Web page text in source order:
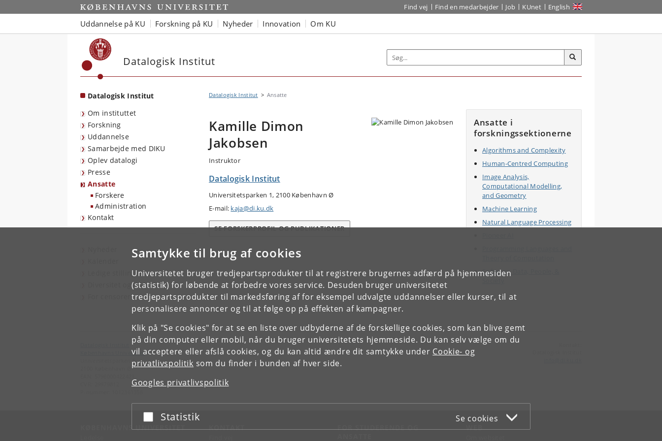
Samtykke til brug af cookies
Universitetet bruger tredjepartsprodukter til at registrere brugernes adfærd på hjemmesiden
(statistik) for løbende at forbedre vores service. Desuden bruger universitetet
tredjepartsprodukter til markedsføring af for eksempel udvalgte uddannelser eller kurser, til at
personalisere annoncer og til at følge op på effekten af kampagner.
Klik på "Se cookies" for at se en liste over udbyderne af de forskellige cookies, som kan blive gemt
på din computer eller mobil, når du bruger universitetets hjemmeside. Du kan selv vælge om du
vil acceptere eller afslå cookies, og du kan altid ændre dit samtykke under Cookie- og
privatlivspolitik som du finder i bunden af hver side.
Googles privatlivspolitik
Acceptér eller afslå
Statistik Se cookies
Start Find vej Find en medarbejder Job KUnet English
Uddannelse på KU Forskning på KU Nyheder Innovation Om KU
Datalogisk Institut
Datalogisk Institut
Om instituttet
Forskning
Uddannelse
Samarbejde med DIKU
Oplev datalogi
Presse
Ansatte
Forskere
Administration
Kontakt
Ledige stillinger
Diversitet og inklusion
Datalogisk Institut Ansatte
Kamille Dimon
Jakobsen
Instruktor
Datalogisk Institut
Universitetsparken 1, 2100 København Ø
E-mail: kaja@di.ku.dk
SE FORSKERPROFIL OG PUBLIKATIONER
Ansatte i
forskningssektionerne
Algorithms and Complexity
Human-Centred Computing
Image Analysis,
Computational Modelling,
and Geometry
Machine Learning
Natural Language Processing
Software, Data, People, &
Københavns Universitet
Universitetsparken 5
KØBENHAVNS UNIVERSITET KONTAKT
FOR STUDERENDE OG
WEB